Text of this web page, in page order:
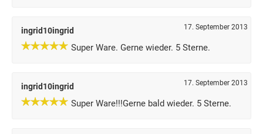
ingrid10ingrid 17. September 2013
Super Ware. Gerne wieder. 5 Sterne.
ingrid10ingrid 17. September 2013
Super Ware!!!Gerne bald wieder. 5 Sterne.